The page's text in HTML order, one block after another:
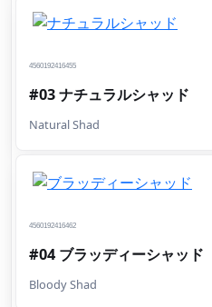
4560192416455
#03 ナチュラルシャッド
Natural Shad
4560192416462
#04 ブラッディーシャッド
Bloody Shad